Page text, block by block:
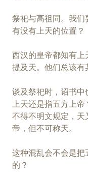
祭祀与高祖同。我
有没有上天的位置？
西汉的皇帝都知有
提及天。他们总该有
谈及祭祀时，诏书中
上天还是指五方上
不得不明文规定，
帝，但不可称天。
这种混乱会不会是
的？